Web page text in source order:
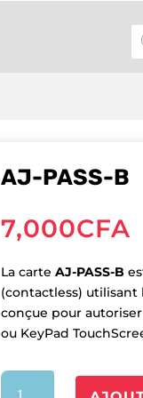
AJ-PASS-B
7,000CFA
La carte AJ-PASS-B
(contactless) utilisant
conçue pour autoriser
ou KeyPad
quantité